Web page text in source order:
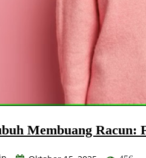
Membuang Racun: